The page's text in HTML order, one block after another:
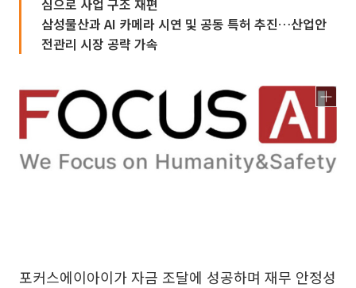
심으로 사업 구조 재편
삼성물산과 AI 카메라 시연 및 공동 특허 추진…산업안
전관리 시장 공략 가속
포커스에이아이가 자금 조달에 성공하며 재무 안정성